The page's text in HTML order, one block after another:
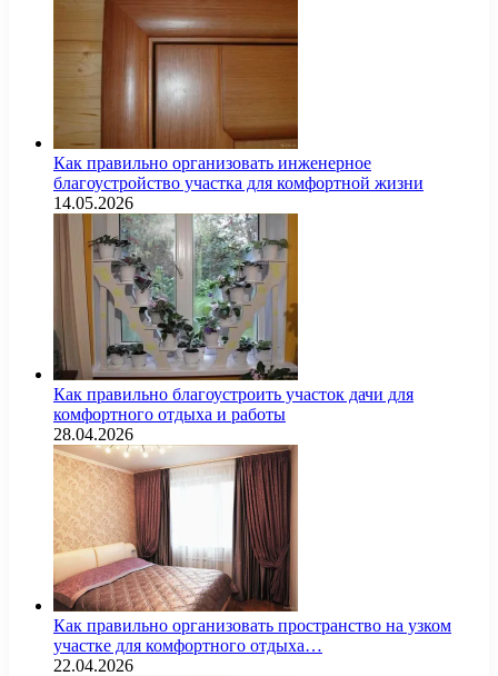
Как правильно организовать инженерное
благоустройство участка для комфортной жизни
14.05.2026
Как правильно благоустроить участок дачи для
комфортного отдыха и работы
28.04.2026
Как правильно организовать пространство на узком
участке для комфортного отдыха…
22.04.2026